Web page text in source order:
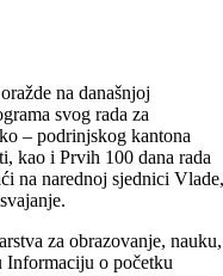
na današnjoj
svog rada za
– podrinjskog kantona
na narednoj sjednici Vlade,